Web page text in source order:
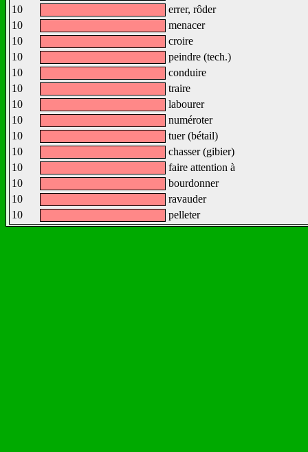
10
errer, rôder
10
menacer
10
croire
10
peindre (tech.)
10
conduire
10
traire
10
labourer
10
numéroter
10
tuer (bétail)
10
chasser (gibier)
10
faire attention à
10
bourdonner
10
ravauder
10
pelleter